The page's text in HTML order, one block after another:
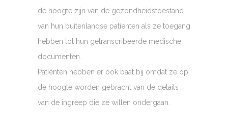
de hoogte zijn van de gezondheidstoestand
van hun buitenlandse patiënten als ze toegang
hebben tot hun getranscribeerde medische
documenten.
Patiënten hebben er ook baat bij omdat ze op
de hoogte worden gebracht van de details
van de ingreep die ze willen ondergaan.